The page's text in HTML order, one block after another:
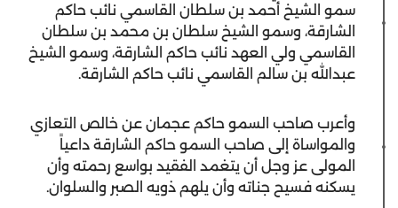
سمو الشيخ أحمد بن سلطان القاسمي نائب حاكم
الشارقة، وسمو الشيخ سلطان بن محمد بن سلطان
القاسمي ولي العهد نائب حاكم الشارقة، وسمو الشيخ
عبدالله بن سالم القاسمي نائب حاكم الشارقة.
وأعرب صاحب السمو حاكم عجمان عن خالص التعازي
والمواساة إلى صاحب السمو حاكم الشارقة داعياً
المولى عز وجل أن يتغمد الفقيد بواسع رحمته وأن
يسكنه فسيح جناته وأن يلهم ذويه الصبر والسلوان.